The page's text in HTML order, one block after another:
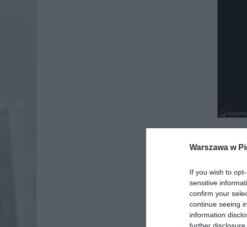
Warszawa w
If you wish to
sensitive
confirm your
continue seeing
information
further